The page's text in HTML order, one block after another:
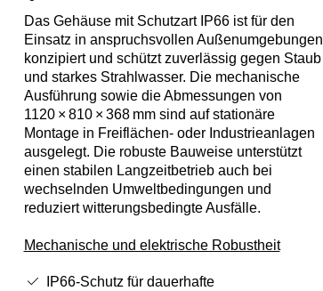
Das Gehäuse mit Schutzart IP66 ist für den
Einsatz in anspruchsvollen Außenumgebungen
konzipiert und schützt zuverlässig gegen Staub
und starkes Strahlwasser. Die mechanische
Ausführung sowie die Abmessungen von
1120 × 810 × 368 mm sind auf stationäre
Montage in Freiflächen‑ oder Industrieanlagen
ausgelegt. Die robuste Bauweise unterstützt
einen stabilen Langzeitbetrieb auch bei
wechselnden Umweltbedingungen und
reduziert witterungsbedingte Ausfälle.
Mechanische und elektrische Robustheit
IP66‑Schutz für dauerhafte